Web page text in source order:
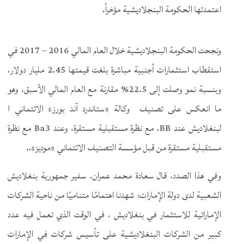
اعتمدتها الحكومة البنجلاديشية مؤخراً.
ونجحت الحكومة البنجلاديشية خلال العام المالي 2016 – 2017 في
استقطاب استثمارات أجنبية مباشرة بلغت قيمتها 2.45 مليار دولار،
وبنسبة نمو وصلت إلى 22.5% مقارنة مع العام المالي الأسبق، وهو
ما انعكس على تصنيف وكالة «ستاندرد آند بورز» الائتماني ا
لبنغلاديش عند BB، مع نظرة مستقبلية مستقرة، وعند Ba3 مع نظرة
مستقبلية مستقرة من قبل مؤسسة التصنيف الائتماني «موديز»..
وفي هذا الصدد، قال سعادة محمد عمران، سفير جمهورية بنغلاديش
الشعبية لدى دولة الإمارات: شهدنا اهتمامًا متناميًا من ناحية الشركات
الإماراتية للاستثمار في بنغلاديش ، في الوقت الذي تعمل فيه عدد
كبير من الشركات البنغلاديشية على تأسيس شركات في الإمارات